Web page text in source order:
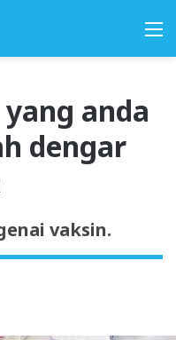
anda
dengar
vaksin.